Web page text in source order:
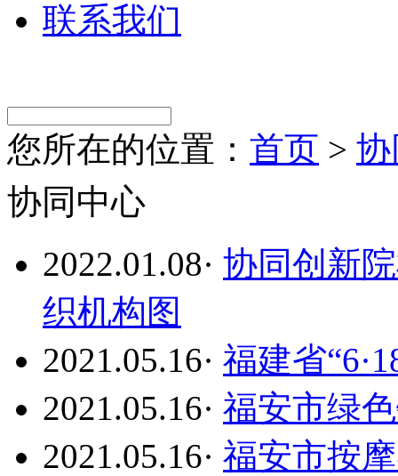
联系我们
您所在的位置： 首页 >
协同中心
2022.01.08· 协同创新
织机构图
2021.05.16· 福建省
2021.05.16· 福安市绿
2021.05.16· 福安市按